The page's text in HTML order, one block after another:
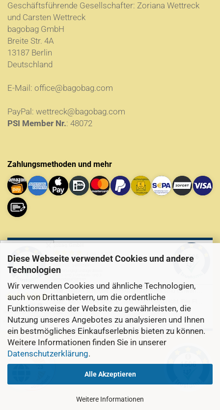
Diese Webseite verwendet Cookies und andere
Technologien
Wir verwenden Cookies und ähnliche Technologien,
auch von Drittanbietern, um die ordentliche
Funktionsweise der Website zu gewährleisten, die
Nutzung unseres Angebotes zu analysieren und Ihnen
ein bestmögliches Einkaufserlebnis bieten zu können.
Weitere Informationen finden Sie in unserer
Datenschutzerklärung.
Alle Akzeptieren
Weitere Informationen
Geschäftsführende Gesellschafter: Zoriana Wettreck
und Carsten Wettreck
bagobag GmbH
Breite Str. 4A
13187 Berlin
Deutschland
E-Mail: office@bagobag.com
PayPal: wettreck@bagobag.com
PSI Member Nr.: 48072
Zahlungsmethoden und mehr
✕